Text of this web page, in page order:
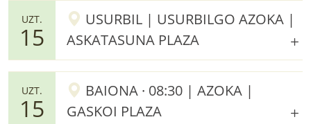
UZT.
15
USURBIL | USURBILGO AZOKA |
ASKATASUNA PLAZA
UZT.
15
BAIONA · 08:30 | AZOKA |
GASKOI PLAZA